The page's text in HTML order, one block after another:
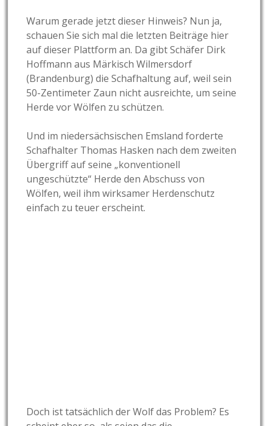
Warum gerade jetzt dieser Hinweis? Nun ja,
schauen Sie sich mal die letzten Beiträge hier
auf dieser Plattform an. Da gibt Schäfer Dirk
Hoffmann aus Märkisch Wilmersdorf
(Brandenburg) die Schafhaltung auf, weil sein
50-Zentimeter Zaun nicht ausreichte, um seine
Herde vor Wölfen zu schützen.
Und im niedersächsischen Emsland forderte
Schafhalter Thomas Hasken nach dem zweiten
Übergriff auf seine „konventionell
ungeschützte“ Herde den Abschuss von
Wölfen, weil ihm wirksamer Herdenschutz
einfach zu teuer erscheint.
Doch ist tatsächlich der Wolf das Problem? Es